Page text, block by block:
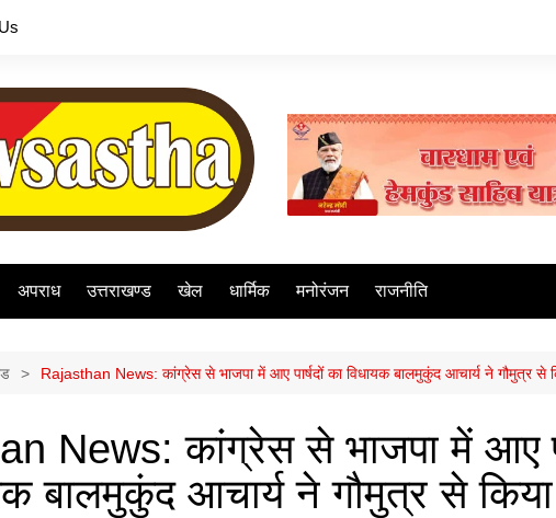
अपराध उत्तराखण्ड खेल धार्मिक मनोरंजन राजनीति
Rajasthan News: कांग्रेस से भाजपा में आए पार्षदों का विधायक बालमुकुंद आचार्य ने गौमुत्र से
News: कांग्रेस से भाजपा में आए
बालमुकुंद आचार्य ने गौमुत्र से किया